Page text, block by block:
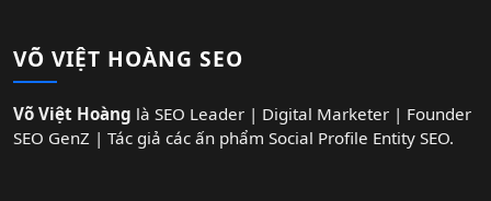
VÕ VIỆT HOÀNG SEO
Võ Việt Hoàng là SEO Leader | Digital Marketer | Founder
SEO GenZ | Tác giả các ấn phẩm Social Profile Entity SEO.